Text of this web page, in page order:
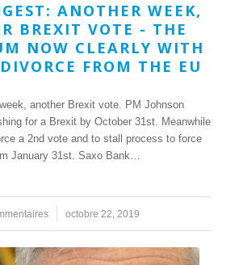
ANOTHER WEEK,
BREXIT VOTE - THE
NOW CLEARLY WITH
FROM THE EU
another Brexit vote. PM Johnson
for a Brexit by October 31st. Meanwhile
a 2nd vote and to stall process to force
January 31st. Saxo Bank…
/ octobre 22, 2019